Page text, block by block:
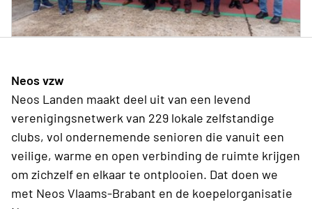
Neos vzw
Neos Landen maakt deel uit van een levend
verenigingsnetwerk van 229 lokale zelfstandige
clubs, vol ondernemende senioren die vanuit een
veilige, warme en open verbinding de ruimte krijgen
om zichzelf en elkaar te ontplooien. Dat doen we
met Neos Vlaams-Brabant en de koepelorganisatie